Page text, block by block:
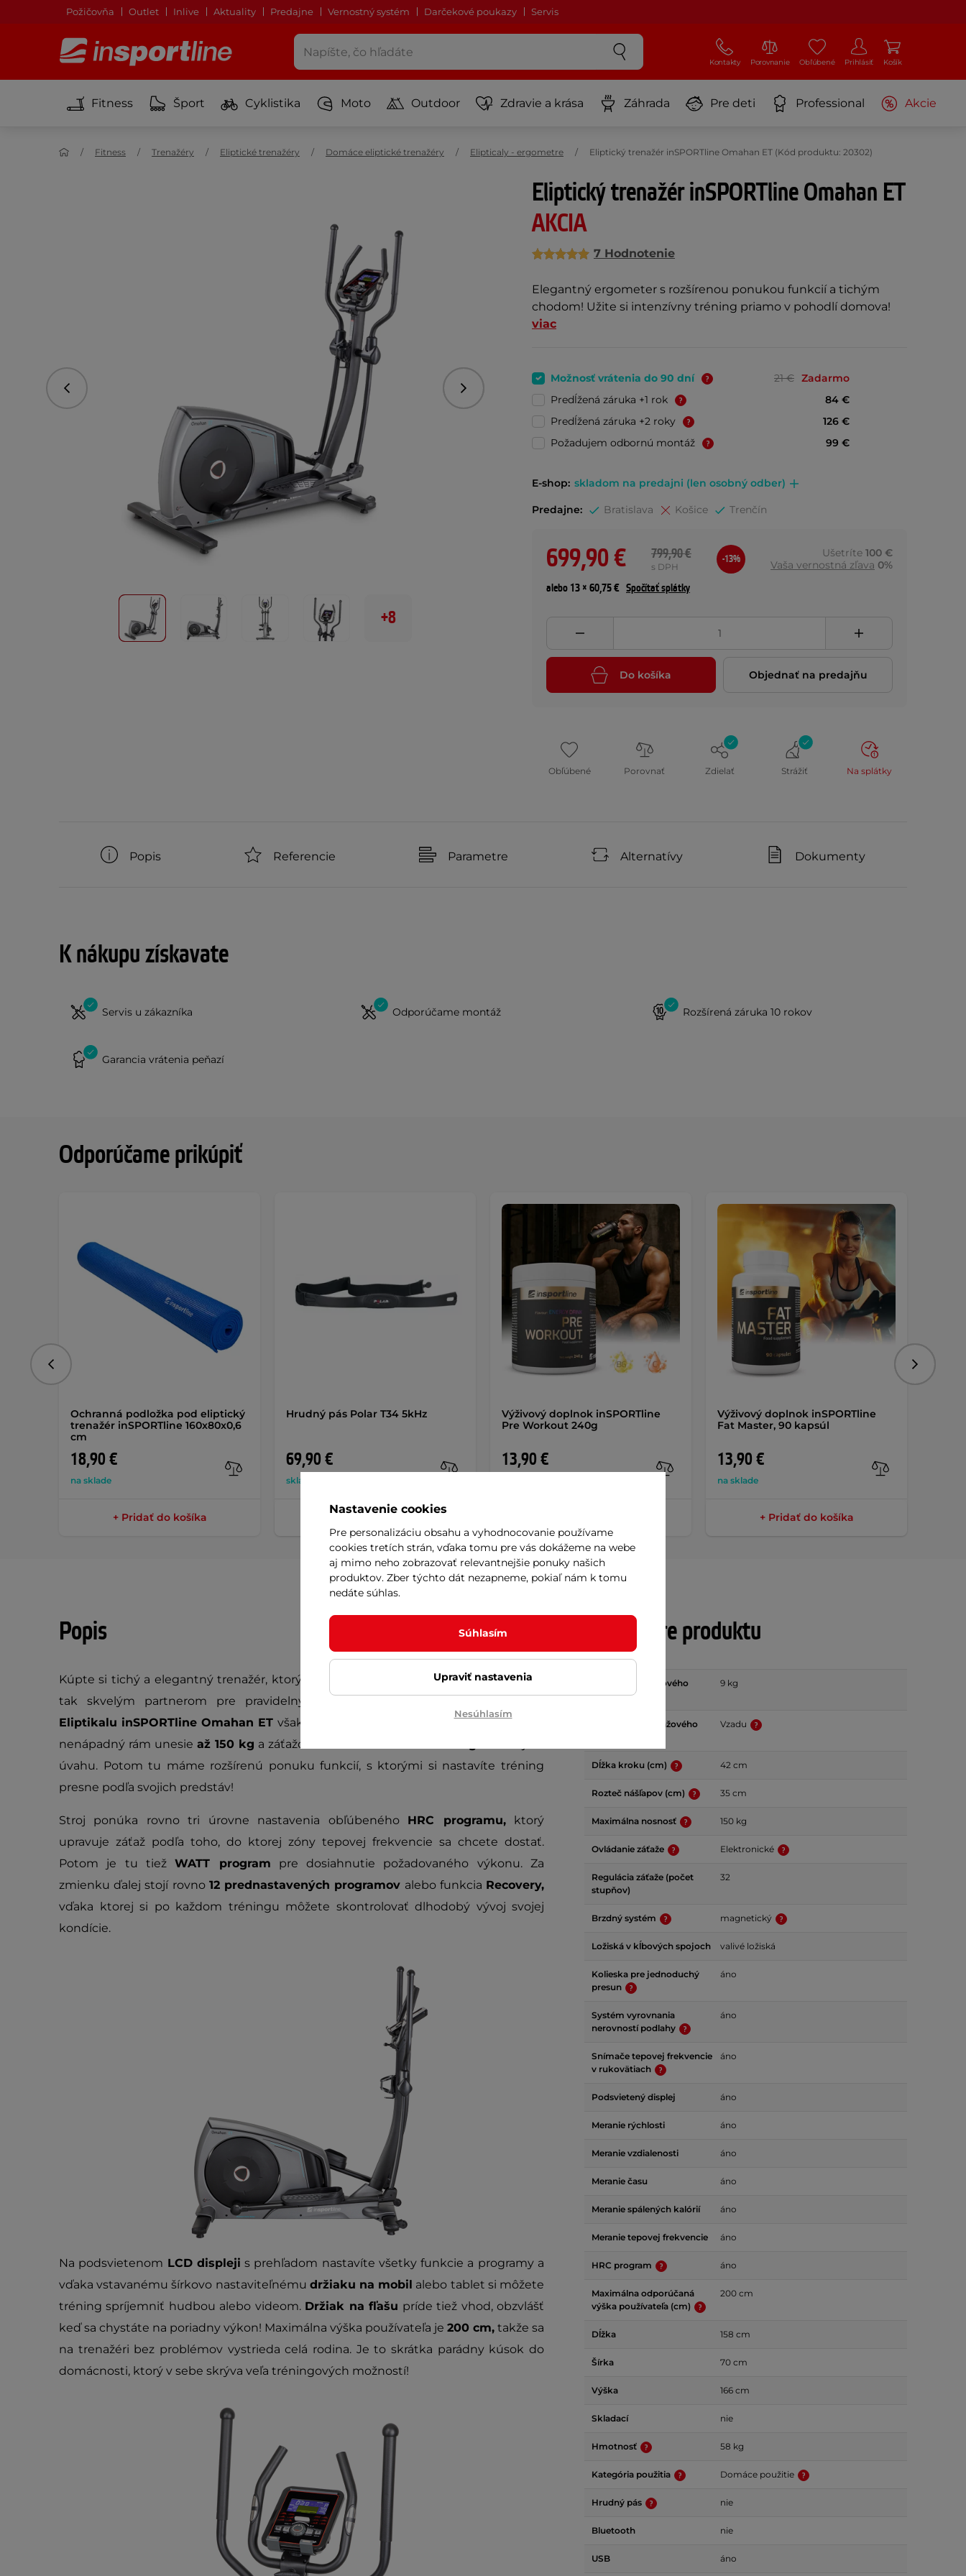
Požičovňa Outlet Inlive Aktuality Predajne Vernostný systém Darčekové poukazy Servis
Kontakty Porovnanie Obľúbené Prihlásiť Košík
Fitness Šport Cyklistika Moto Outdoor Zdravie a krása Záhrada Pre deti Professional Akcie
Fitness Trenažéry Eliptické trenažéry Domáce eliptické trenažéry Elipticaly - ergometre Eliptický trenažér inSPORTline Omahan ET (Kód produktu: 20302)
Eliptický trenažér inSPORTline Omahan ET
AKCIA
7 Hodnotenie
Elegantný ergometer s rozšírenou ponukou funkcií a tichým
chodom! Užite si intenzívny tréning priamo v pohodlí domova!
viac
Predchádzajúce Nasledujúce
+8
Možnosť vrátenia do 90 dní 21 € Zadarmo
Predĺžená záruka +1 rok
84 €
Predĺžená záruka +2 roky
126 €
Požadujem odbornú montáž
99 €
E-shop: skladom na predajni (len osobný odber)
Predajne: Bratislava Košice Trenčín
699,90 € 799,90 €
s DPH
-13% Ušetríte 100 €
Vaša vernostná zľava 0%
alebo 13 × 60,75 € Spočítať splátky
Do košíka Objednať na predajňu
Obľúbené Porovnať Zdielať Strážiť Na splátky
Popis Referencie Parametre Alternatívy Dokumenty
K nákupu získavate
Servis u zákazníka Odporúčame montáž Rozšírená záruka 10 rokov
Garancia vrátenia peňazí
Odporúčame prikúpiť
Ochranná podložka pod eliptický
trenažér inSPORTline 160x80x0,6
cm
18,90 €
na sklade
+ Pridať do košíka
Hrudný pás Polar T34 5kHz
69,90 €
skladom na predajni
+ Pridať do košíka
Výživový doplnok inSPORTline
Pre Workout 240g
13,90 €
Výživový doplnok inSPORTline
Fat Master, 90 kapsúl
13,90 €
na sklade
+ Pridať do košíka
Predchádzajúce
Popis
Kúpte si tichý a elegantný trenažér, ktorý krásne zapadne do interiéru a bude vám
tak skvelým partnerom pre pravidelný domáci tréning! V ladných krivkách
Eliptikalu inSPORTline Omahan ET však nájdete aj skvelý pomer ceny a výkonu -
nenápadný rám unesie až 150 kg a záťažové koleso s hmotnosťou
úvahu. Potom tu máme rozšírenú ponuku funkcií, s ktorými si nastavíte tréning
presne podľa svojich predstáv!
Stroj ponúka rovno tri úrovne nastavenia obľúbeného HRC programu,ktorý
upravuje záťaž podľa toho, do ktorej zóny tepovej frekvencie sa chcete dostať.
Potom je tu tiežWATT program pre dosiahnutie požadovaného výkonu. Za
zmienku ďalej stojí rovno 12 prednastavených programov alebo funkcia Recovery,
vďaka ktorej si po každom tréningu môžete skontrolovať dlhodobý vývoj svojej
kondície.
Na podsvietenom LCD displeji s prehľadom nastavíte všetky funkcie a programy a
vďaka vstavanému šírkovo nastaviteľnému držiaku na mobil alebo tablet si môžete
tréning spríjemniť hudbou alebo videom. Držiak na fľašu príde tiež vhod, obzvlášť
keď sa chystáte na poriadny výkon! Maximálna výška používateľa je 200 cm, takže sa
na trenažéri bez problémov vystrieda celá rodina. Je to skrátka parádny kúsok do
domácnosti, ktorý v sebe skrýva veľa tréningových možností!
Parametre produktu
Hmotnosť záťažového
kolesa (kg)
9 kg
Umiestnenie záťažového
Vzadu
Dĺžka kroku (cm) 42 cm
Rozteč nášľapov (cm) 35 cm
Maximálna nosnosť 150 kg
Ovládanie záťaže Elektronické
Regulácia záťaže (počet
stupňov)
32
Brzdný systém magnetický
Ložiská v kĺbových spojoch valivé ložiská
Kolieska pre jednoduchý
presun
áno
Systém vyrovnania
nerovností podlahy
áno
Snímače tepovej frekvencie
v rukovätiach
áno
Podsvietený displej áno
Meranie rýchlosti áno
Meranie vzdialenosti áno
Meranie času áno
Meranie spálených kalórií áno
Meranie tepovej frekvencie áno
HRC program áno
Maximálna odporúčaná
výška používateľa (cm)
200 cm
Dĺžka 158 cm
Šírka 70 cm
Výška 166 cm
Skladací nie
Hmotnosť 58 kg
Kategória použitia Domáce použitie
Hrudný pás nie
Bluetooth nie
USB áno
Nastavenie cookies
Pre personalizáciu obsahu a vyhodnocovanie používame
cookies tretích strán, vďaka tomu pre vás dokážeme na webe
aj mimo neho zobrazovať relevantnejšie ponuky našich
produktov. Zber týchto dát nezapneme, pokiaľ nám k tomu
nedáte súhlas.
Súhlasím
Upraviť nastavenia
Nesúhlasím